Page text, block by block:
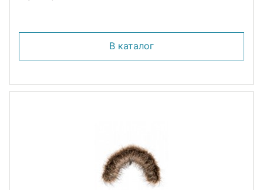
В каталог